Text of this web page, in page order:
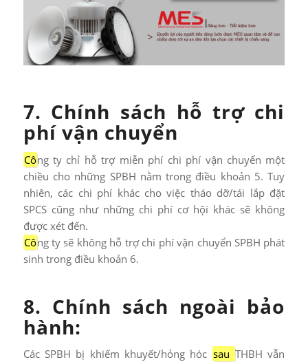
7. Chính sách hỗ trợ chi
phí vận chuyển
Công ty chỉ hỗ trợ miễn phí chi phí vận chuyển một
chiều cho những SPBH nằm trong điều khoản 5. Tuy
nhiên, các chi phí khác cho việc tháo dỡ/tái lắp đặt
SPCS cũng như những chi phí cơ hội khác sẽ không
được xét đến.
Công ty sẽ không hỗ trợ chi phí vận chuyển SPBH phát
sinh trong điều khoản 6.
8. Chính sách ngoài bảo
hành:
Các SPBH bị khiếm khuyết/hỏng hóc sau THBH vẫn